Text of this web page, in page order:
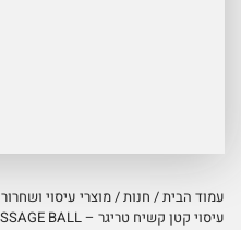
עמוד הבית/ חנות/מוצרי עיסוי ושחרור
עיסוי קטן קשיח טריגר – MBX MASSAGE BALL